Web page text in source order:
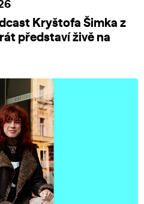
Kryštofa Šimka z
představí živě na